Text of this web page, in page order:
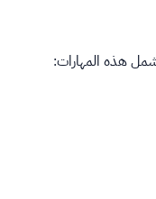
هذه المهارات: